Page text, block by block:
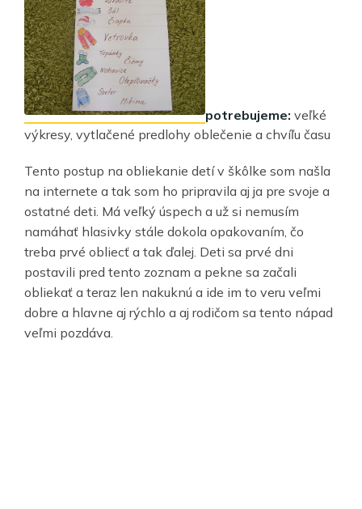
potrebujeme: veľké
výkresy, vytlačené predlohy oblečenie a chvíľu času
Tento postup na obliekanie detí v škôlke som našla
na internete a tak som ho pripravila aj ja pre svoje a
ostatné deti. Má veľký úspech a už si nemusím
namáhať hlasivky stále dokola opakovaním, čo
treba prvé obliecť a tak ďalej. Deti sa prvé dni
postavili pred tento zoznam a pekne sa začali
obliekať a teraz len nakuknú a ide im to veru veľmi
dobre a hlavne aj rýchlo a aj rodičom sa tento nápad
veľmi pozdáva.